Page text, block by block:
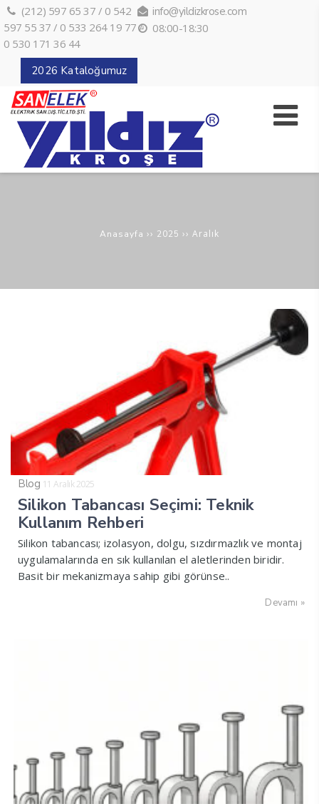
(212) 597 65 37 / 0 542
597 55 37 / 0 533 264 19 77 /
0 530 171 36 44
info@yildizkrose.com
08:00-18:30
2026 Kataloğumuz
Anasayfa ›› 2025 ›› Aralık
Blog 11 Aralık 2025
Silikon Tabancası Seçimi: Teknik
Kullanım Rehberi
Silikon tabancası; izolasyon, dolgu, sızdırmazlık ve montaj
uygulamalarında en sık kullanılan el aletlerinden biridir.
Basit bir mekanizmaya sahip gibi görünse..
Devamı »